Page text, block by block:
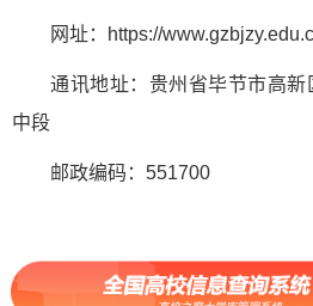
网址：https://
通讯地址：贵州省毕节市高
中段
邮政编码：551700